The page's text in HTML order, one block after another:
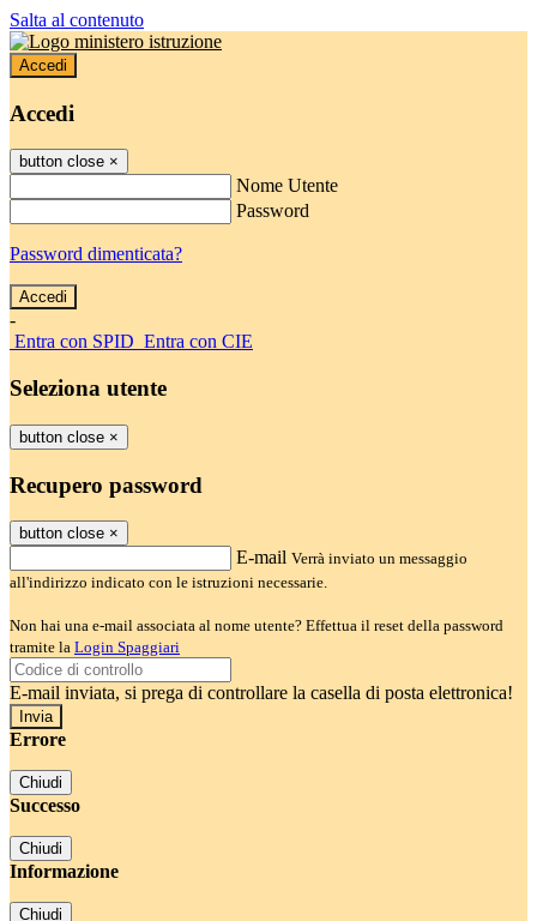
Salta al contenuto
Accedi
Accedi
button close ×
Nome Utente
Password
Password dimenticata?
-
Entra con SPID Entra con CIE
Seleziona utente
button close ×
Recupero password
button close ×
E-mail Verrà inviato un messaggio
all'indirizzo indicato con le istruzioni necessarie.
Non hai una e-mail associata al nome utente? Effettua il reset della password
tramite la Login Spaggiari
E-mail inviata, si prega di controllare la casella di posta elettronica!
Errore
Chiudi
Successo
Chiudi
Informazione
Chiudi